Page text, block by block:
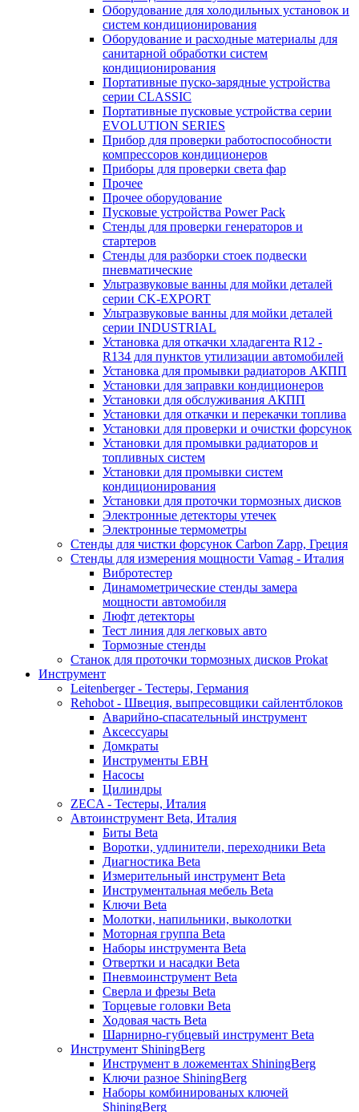
Оборудование для холодильных установок и
систем кондиционирования
Оборудование и расходные материалы для
санитарной обработки систем
кондиционирования
Портативные пуско-зарядные устройства
серии CLASSIC
Портативные пусковые устройства серии
EVOLUTION SERIES
Прибор для проверки работоспособности
компрессоров кондиционеров
Приборы для проверки света фар
Прочее
Прочее оборудование
Пусковые устройства Power Pack
Стенды для проверки генераторов и
стартеров
Стенды для разборки стоек подвески
пневматические
Ультразвуковые ванны для мойки деталей
серии CK-EXPORT
Ультразвуковые ванны для мойки деталей
серии INDUSTRIAL
Установка для откачки хладагента R12 -
R134 для пунктов утилизации автомобилей
Установка для промывки радиаторов АКПП
Установки для заправки кондиционеров
Установки для обслуживания АКПП
Установки для откачки и перекачки топлива
Установки для проверки и очистки форсунок
Установки для промывки радиаторов и
топливных систем
Установки для промывки систем
кондиционирования
Установки для проточки тормозных дисков
Электронные детекторы утечек
Электронные термометры
Стенды для чистки форсунок Carbon Zapp, Греция
Стенды для измерения мощности Vamag - Италия
Вибротестер
Динамометрические стенды замера
мощности автомобиля
Люфт детекторы
Тест линия для легковых авто
Тормозные стенды
Станок для проточки тормозных дисков Prokat
Инструмент
Leitenberger - Тестеры, Германия
Rehobot - Швеция, выпресовщики сайлентблоков
Аварийно-спасательный инструмент
Аксессуары
Домкраты
Инструменты EBH
Насосы
Цилиндры
ZECA - Тестеры, Италия
Автоинструмент Beta, Италия
Биты Beta
Воротки, удлинители, переходники Beta
Диагностика Beta
Измерительный инструмент Beta
Инструментальная мебель Beta
Ключи Beta
Молотки, напильники, выколотки
Моторная группа Beta
Наборы инструмента Beta
Отвертки и насадки Beta
Пневмоинструмент Beta
Сверла и фрезы Beta
Торцевые головки Beta
Ходовая часть Beta
Шарнирно-губцевый инструмент Beta
Инструмент ShiningBerg
Инструмент в ложементах ShiningBerg
Ключи разное ShiningBerg
Наборы комбинированых ключей
ShiningBerg